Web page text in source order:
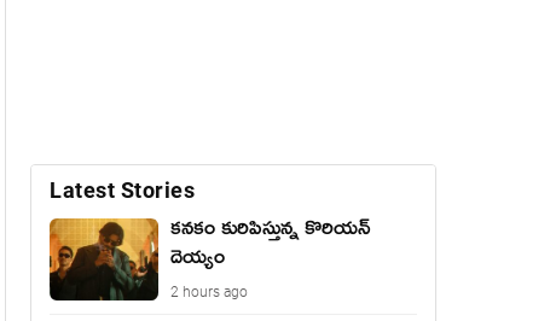
Latest Stories
కనకం కురిపిస్తున్న కొరియన్
దెయ్యం
2 hours ago